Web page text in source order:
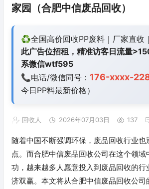
家园（合肥中信废品回收）
♻️全国高价回收PP废料｜厂家直收
此广告位招租，精准访客日流量
系微信wtf595
📞电话/微信同号： 176-xxxx-
今日PP料最新价格）
回收人 2026年07月03日 137
随着中国不断强调环保，废品回收行业也
点。而合肥中信废品回收公司在这个领域
功，越来越多人愿意投入到废品回收的行
济双赢。本文将从合肥中信废品回收公司